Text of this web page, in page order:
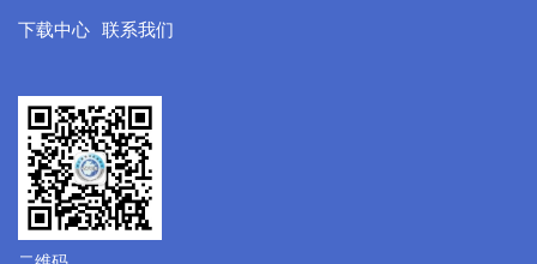
下载中心 联系我们